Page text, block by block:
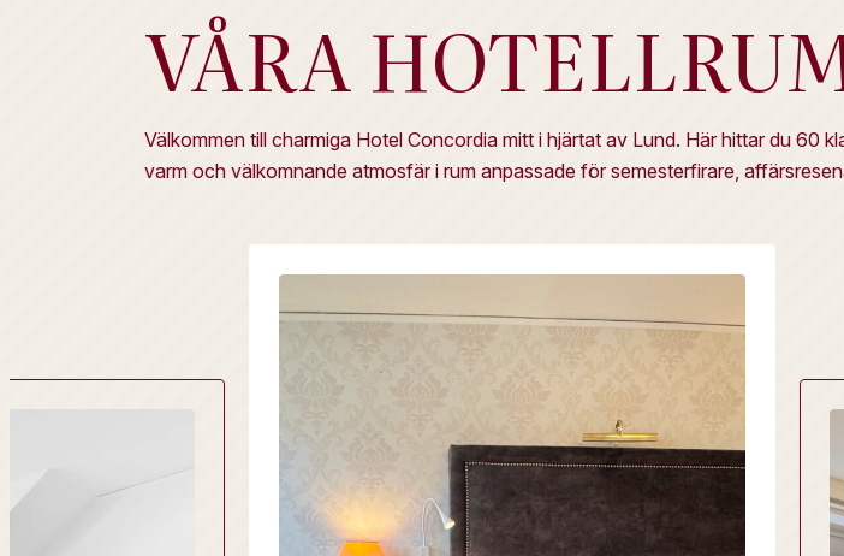
VÅRA
Välkommen till charmiga Hotel Concordia mitt i hjärtat av Lund. Här hittar du 60
varm och välkomnande atmosfär i rum anpassade för semesterfirare,